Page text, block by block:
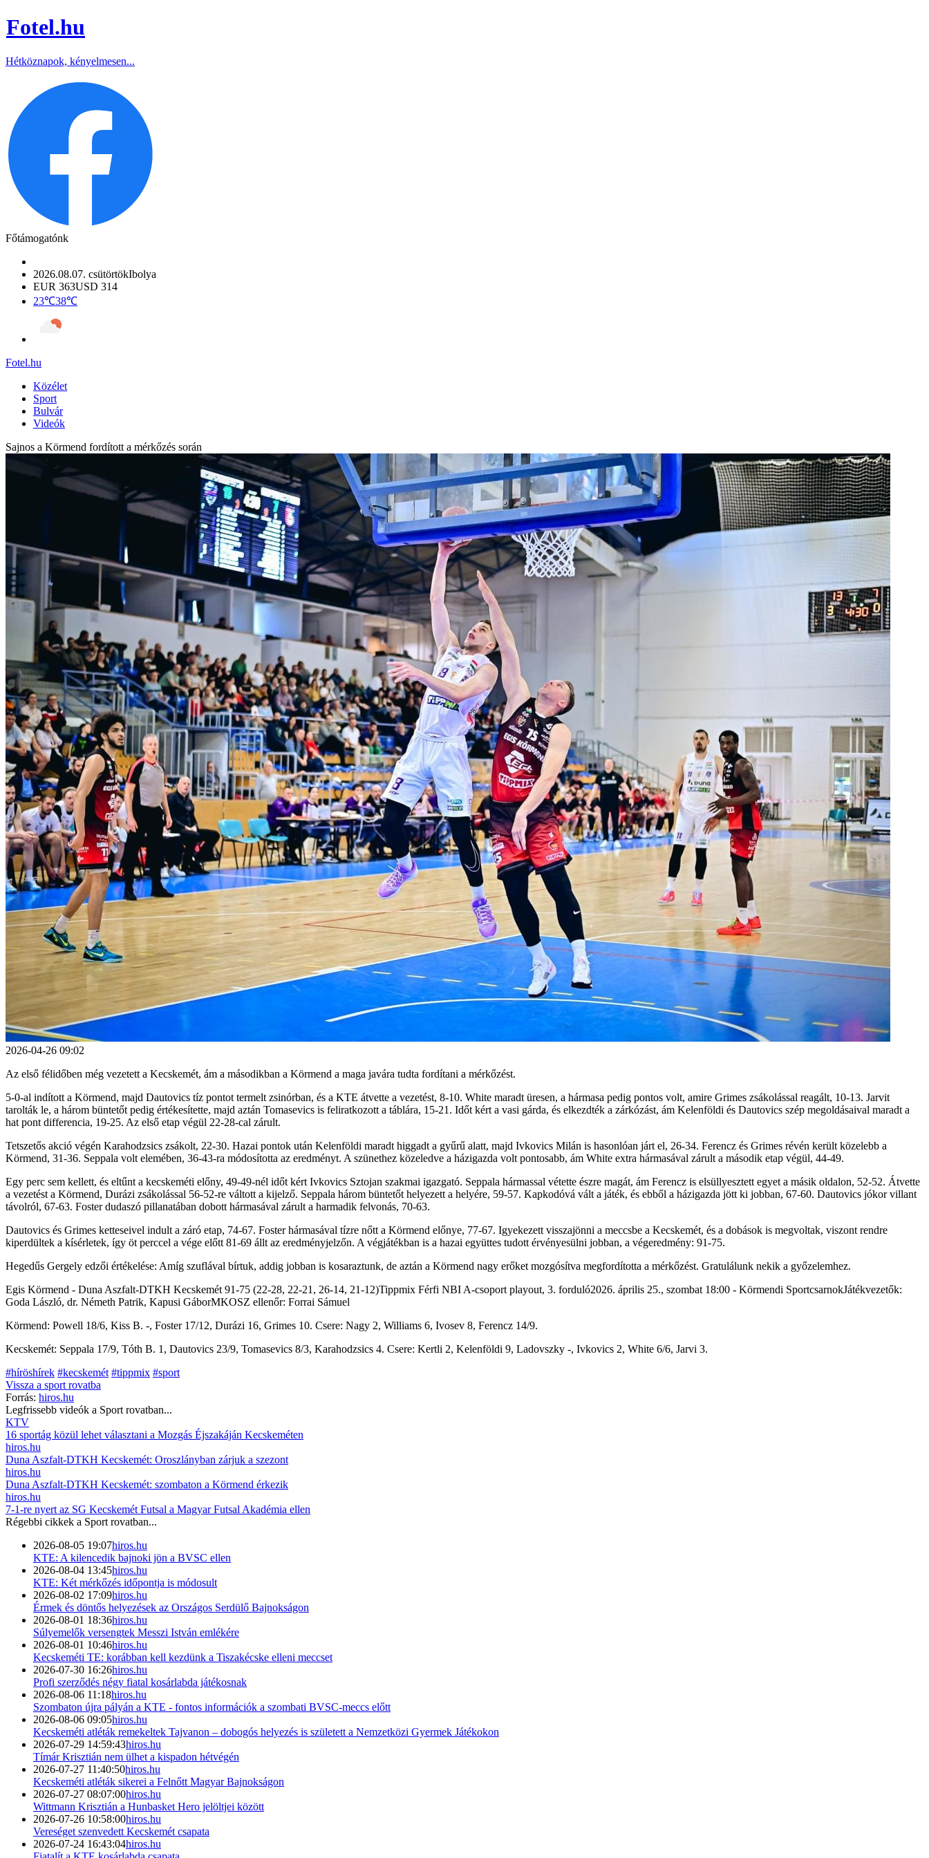
Fotel.hu
Hétköznapok, kényelmesen...
Főtámogatónk
2026.08.07. csütörtökIbolya
EUR 363USD 314
23℃38℃
Fotel.hu
Közélet
Sport
Bulvár
Videók
Sajnos a Körmend fordított a mérkőzés során
2026-04-26 09:02
Az első félidőben még vezetett a Kecskemét, ám a másodikban a Körmend a maga javára tudta fordítani a mérkőzést.
5-0-al indított a Körmend, majd Dautovics tíz pontot termelt zsinórban, és a KTE átvette a vezetést, 8-10. White maradt üresen, a hármasa pedig pontos volt, amire Grimes zsákolással reagált, 10-13. Jarvit
tarolták le, a három büntetőt pedig értékesítette, majd aztán Tomasevics is feliratkozott a táblára, 15-21. Időt kért a vasi gárda, és elkezdték a zárkózást, ám Kelenföldi és Dautovics szép megoldásaival maradt a
hat pont differencia, 19-25. Az első etap végül 22-28-cal zárult.
Tetszetős akció végén Karahodzsics zsákolt, 22-30. Hazai pontok után Kelenföldi maradt higgadt a gyűrű alatt, majd Ivkovics Milán is hasonlóan járt el, 26-34. Ferencz és Grimes révén került közelebb a
Körmend, 31-36. Seppala volt elemében, 36-43-ra módosította az eredményt. A szünethez közeledve a házigazda volt pontosabb, ám White extra hármasával zárult a második etap végül, 44-49.
Egy perc sem kellett, és eltűnt a kecskeméti előny, 49-49-nél időt kért Ivkovics Sztojan szakmai igazgató. Seppala hármassal vétette észre magát, ám Ferencz is elsüllyesztett egyet a másik oldalon, 52-52. Átvette
a vezetést a Körmend, Durázi zsákolással 56-52-re váltott a kijelző. Seppala három büntetőt helyezett a helyére, 59-57. Kapkodóvá vált a játék, és ebből a házigazda jött ki jobban, 67-60. Dautovics jókor villant
távolról, 67-63. Foster dudaszó pillanatában dobott hármasával zárult a harmadik felvonás, 70-63.
Dautovics és Grimes ketteseivel indult a záró etap, 74-67. Foster hármasával tízre nőtt a Körmend előnye, 77-67. Igyekezett visszajönni a meccsbe a Kecskemét, és a dobások is megvoltak, viszont rendre
kiperdültek a kísérletek, így öt perccel a vége előtt 81-69 állt az eredményjelzőn. A végjátékban is a hazai együttes tudott érvényesülni jobban, a végeredmény: 91-75.
Hegedűs Gergely edzői értékelése: Amíg szuflával bírtuk, addig jobban is kosaraztunk, de aztán a Körmend nagy erőket mozgósítva megfordította a mérkőzést. Gratulálunk nekik a győzelemhez.
Egis Körmend - Duna Aszfalt-DTKH Kecskemét 91-75 (22-28, 22-21, 26-14, 21-12)Tippmix Férfi NBI A-csoport playout, 3. forduló2026. április 25., szombat 18:00 - Körmendi SportcsarnokJátékvezetők:
Goda László, dr. Németh Patrik, Kapusi GáborMKOSZ ellenőr: Forrai Sámuel
Körmend: Powell 18/6, Kiss B. -, Foster 17/12, Durázi 16, Grimes 10. Csere: Nagy 2, Williams 6, Ivosev 8, Ferencz 14/9.
Kecskemét: Seppala 17/9, Tóth B. 1, Dautovics 23/9, Tomasevics 8/3, Karahodzsics 4. Csere: Kertli 2, Kelenföldi 9, Ladovszky -, Ivkovics 2, White 6/6, Jarvi 3.
#híröshírek #kecskemét #tippmix #sport
Vissza a sport rovatba
Forrás: hiros.hu
Legfrissebb videók a Sport rovatban...
KTV
16 sportág közül lehet választani a Mozgás Éjszakáján Kecskeméten
hiros.hu
Duna Aszfalt-DTKH Kecskemét: Oroszlányban zárjuk a szezont
hiros.hu
Duna Aszfalt-DTKH Kecskemét: szombaton a Körmend érkezik
hiros.hu
7-1-re nyert az SG Kecskemét Futsal a Magyar Futsal Akadémia ellen
Régebbi cikkek a Sport rovatban...
2026-08-05 19:07hiros.hu
KTE: A kilencedik bajnoki jön a BVSC ellen
2026-08-04 13:45hiros.hu
KTE: Két mérkőzés időpontja is módosult
2026-08-02 17:09hiros.hu
Érmek és döntős helyezések az Országos Serdülő Bajnokságon
2026-08-01 18:36hiros.hu
Súlyemelők versengtek Messzi István emlékére
2026-08-01 10:46hiros.hu
Kecskeméti TE: korábban kell kezdünk a Tiszakécske elleni meccset
2026-07-30 16:26hiros.hu
Profi szerződés négy fiatal kosárlabda játékosnak
2026-08-06 11:18hiros.hu
Szombaton újra pályán a KTE - fontos információk a szombati BVSC-meccs előtt
2026-08-06 09:05hiros.hu
Kecskeméti atléták remekeltek Tajvanon – dobogós helyezés is született a Nemzetközi Gyermek Játékokon
2026-07-29 14:59:43hiros.hu
Tímár Krisztián nem ülhet a kispadon hétvégén
2026-07-27 11:40:50hiros.hu
Kecskeméti atléták sikerei a Felnőtt Magyar Bajnokságon
2026-07-27 08:07:00hiros.hu
Wittmann Krisztián a Hunbasket Hero jelöltjei között
2026-07-26 10:58:00hiros.hu
Vereséget szenvedett Kecskemét csapata
2026-07-24 16:43:04hiros.hu